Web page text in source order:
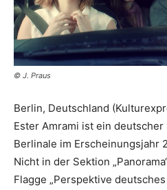
© J. Praus
Berlin, Deutschland
Ester Amrami ist ein
Berlinale im Erscheinungsjahr
Nicht in der Sektion
Flagge „Perspektive